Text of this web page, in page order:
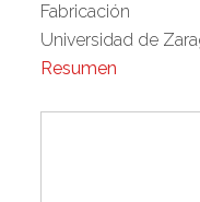
Fabricación
Universidad de
Resumen